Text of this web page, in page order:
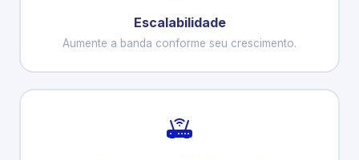
Escalabilidade
Aumente a banda conforme seu crescimento.